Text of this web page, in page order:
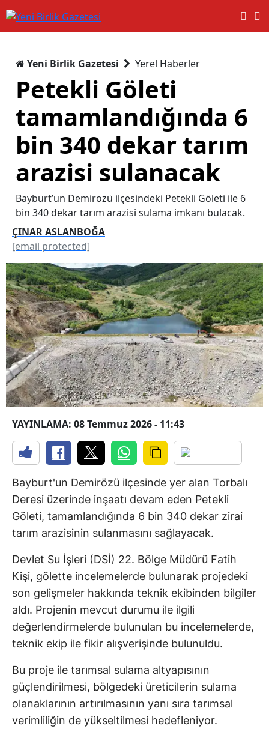
Yeni Birlik Gazetesi Yerel Haberler
Petekli Göleti
tamamlandığında 6
bin 340 dekar tarım
arazisi sulanacak
Bayburt’un Demirözü ilçesindeki Petekli Göleti ile 6
bin 340 dekar tarım arazisi sulama imkanı bulacak.
ÇINAR ASLANBOĞA
[email protected]
YAYINLAMA: 08 Temmuz 2026 - 11:43
Bayburt'un Demirözü ilçesinde yer alan Torbalı
Deresi üzerinde inşaatı devam eden Petekli
Göleti, tamamlandığında 6 bin 340 dekar zirai
tarım arazisinin sulanmasını sağlayacak.
Devlet Su İşleri (DSİ) 22. Bölge Müdürü Fatih
Kişi, gölette incelemelerde bulunarak projedeki
son gelişmeler hakkında teknik ekibinden bilgiler
aldı. Projenin mevcut durumu ile ilgili
değerlendirmelerde bulunulan bu incelemelerde,
teknik ekip ile fikir alışverişinde bulunuldu.
Bu proje ile tarımsal sulama altyapısının
güçlendirilmesi, bölgedeki üreticilerin sulama
olanaklarının artırılmasının yanı sıra tarımsal
verimliliğin de yükseltilmesi hedefleniyor.